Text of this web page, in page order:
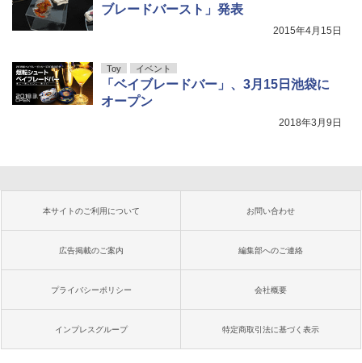
ブレードバースト」発表
2015年4月15日
Toy イベント
「ベイブレードバー」、3月15日池袋に
オープン
2018年3月9日
本サイトのご利用について お問い合わせ
広告掲載のご案内 編集部へのご連絡
プライバシーポリシー 会社概要
インプレスグループ 特定商取引法に基づく表示